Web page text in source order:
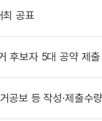
최 공표
후보자 5대 공약 제
공보 등 작성·제출수